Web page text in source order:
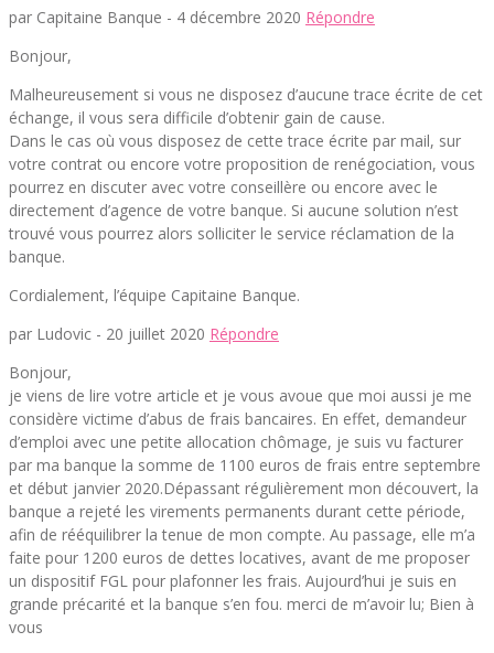
par Capitaine Banque - 4 décembre 2020 Répondre
Bonjour,
Malheureusement si vous ne disposez d’aucune trace écrite de cet
échange, il vous sera difficile d’obtenir gain de cause.
Dans le cas où vous disposez de cette trace écrite par mail, sur
votre contrat ou encore votre proposition de renégociation, vous
pourrez en discuter avec votre conseillère ou encore avec le
directement d’agence de votre banque. Si aucune solution n’est
trouvé vous pourrez alors solliciter le service réclamation de la
banque.
Cordialement, l’équipe Capitaine Banque.
par Ludovic - 20 juillet 2020 Répondre
Bonjour,
je viens de lire votre article et je vous avoue que moi aussi je me
considère victime d’abus de frais bancaires. En effet, demandeur
d’emploi avec une petite allocation chômage, je suis vu facturer
par ma banque la somme de 1100 euros de frais entre septembre
et début janvier 2020.Dépassant régulièrement mon découvert, la
banque a rejeté les virements permanents durant cette période,
afin de rééquilibrer la tenue de mon compte. Au passage, elle m’a
faite pour 1200 euros de dettes locatives, avant de me proposer
un dispositif FGL pour plafonner les frais. Aujourd’hui je suis en
grande précarité et la banque s’en fou. merci de m’avoir lu; Bien à
vous